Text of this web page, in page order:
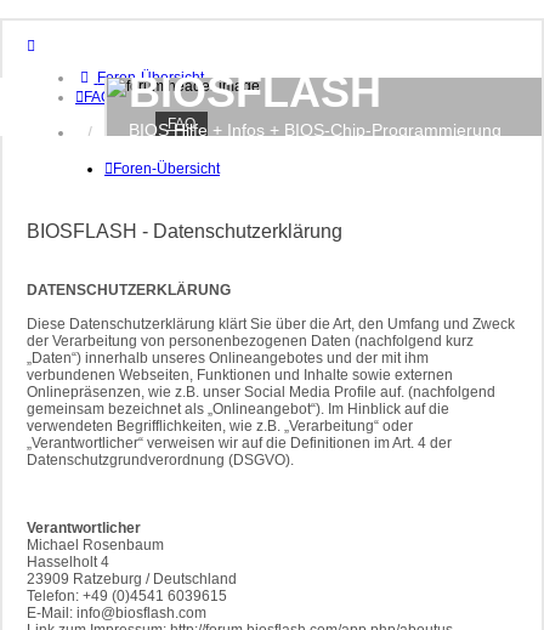
Foren-Übersicht
FAQ
Anmelden
BIOSFLASH
BIOS Hilfe + Infos + BIOS-Chip-Programmierung
FAQ
Foren-Übersicht
BIOSFLASH - Datenschutzerklärung
DATENSCHUTZERKLÄRUNG
Diese Datenschutzerklärung klärt Sie über die Art, den Umfang und Zweck
der Verarbeitung von personenbezogenen Daten (nachfolgend kurz
„Daten“) innerhalb unseres Onlineangebotes und der mit ihm
verbundenen Webseiten, Funktionen und Inhalte sowie externen
Onlinepräsenzen, wie z.B. unser Social Media Profile auf. (nachfolgend
gemeinsam bezeichnet als „Onlineangebot“). Im Hinblick auf die
verwendeten Begrifflichkeiten, wie z.B. „Verarbeitung“ oder
„Verantwortlicher“ verweisen wir auf die Definitionen im Art. 4 der
Datenschutzgrundverordnung (DSGVO).
Verantwortlicher
Michael Rosenbaum
Hasselholt 4
23909 Ratzeburg / Deutschland
Telefon: +49 (0)4541 6039615
E-Mail: info@biosflash.com